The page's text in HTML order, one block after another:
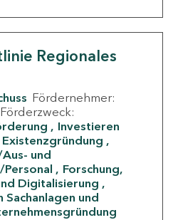
Regionales
Fördernehmer:
Förderzweck:
Investieren
Existenzgründung
und
Forschung,
Digitalisierung
und